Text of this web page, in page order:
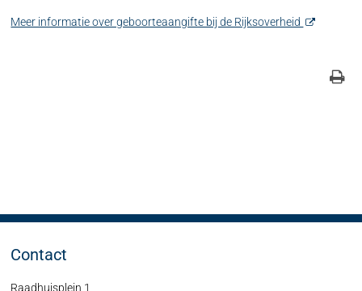
Meer informatie over geboorteaangifte bij de Rijksoverheid
Contact
Raadhuisplein 1